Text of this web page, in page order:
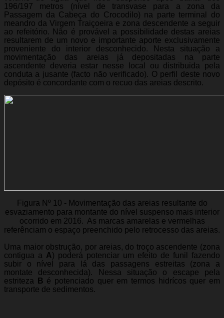
196/197 metros (nível de transvase para a zona da
Passagem da Cabeça do Crocodilo) na parte terminal do
meandro da Virgem Traiçoeira e zona descendente a seguir
ao refeitório. Não é provável a possibilidade destas areias
resultarem de um novo e importante aporte exclusivamente
proveniente do interior desconhecido. Nesta situação a
movimentação das areias já depositadas na parte
ascendente deveria estar nesse local ou distribuida pela
conduta a jusante (facto não verificado). O perfil deste novo
depósito é concordante com o recuo das areias descrito.
Figura Nº 10 - Movimentação das areias resultante do
esvaziamento para montante do nível suspenso mais interior
ocorrido em 2016. As marcas amarelas e vermelhas
referênciam o espaço preenchido pelo retrocesso das areias.
Uma maior obstrução, por areias, do troço ascendente (zona
contigua a A) poderá potenciar um efeito de funil fazendo
subir o nível para lá das passagens estreitas (zona a
montate desconhecida). Nessa situação o escape pela
estriteza
B é potenciado quer em termos hidrícos quer em
transporte de sedimentos.